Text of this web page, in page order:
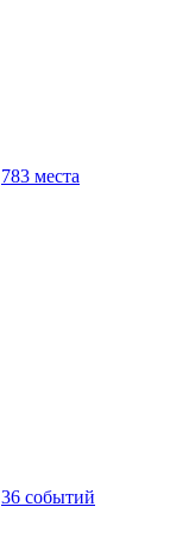
783 места
36 событий